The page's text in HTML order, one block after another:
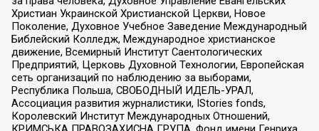
Христиан Украинской Христианской Церкви, Новое
Поколение, Духовное Учебное Заведение Международный
Библейский Колледж, Международное христианское
движение, Всемирный Институт Саентологических
Предприятий, Церковь Духовной Технологии, Европейская
сеть организаций по наблюдению за выборами,
Республика Польша, СВОБОДНЫЙ ИДЕЛЬ-УРАЛ,
Ассоциация развития журналистики, IStories fonds,
Королевский Институт Международных Отношений,